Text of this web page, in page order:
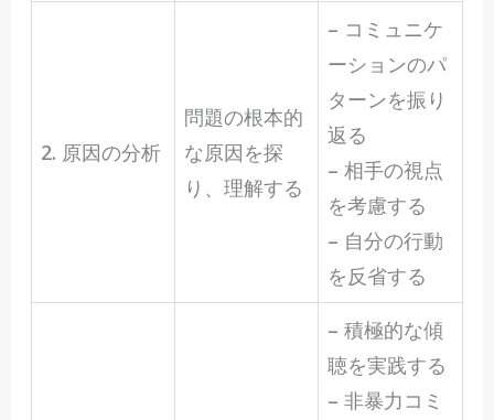
2. 原因の分析
問題の根本的
な原因を探
り、理解する
– コミュニケ
ーションのパ
ターンを振り
返る
– 相手の視点
を考慮する
– 自分の行動
を反省する
– 積極的な傾
聴を実践する
– 非暴力コミ